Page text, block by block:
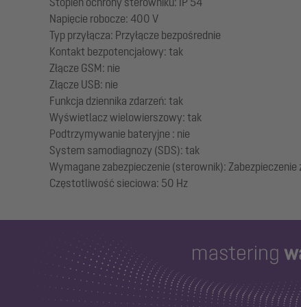
Napięcie robocze: 400 V
Typ przyłącza: Przyłącze bezpośrednie
Kontakt bezpotencjałowy: tak
Złącze GSM: nie
Złącze USB: nie
Funkcja dziennika zdarzeń: tak
Wyświetlacz wielowierszowy: tak
Podtrzymywanie bateryjne : nie
System samodiagnozy (SDS): tak
Wymagane zabezpieczenie (sterownik):